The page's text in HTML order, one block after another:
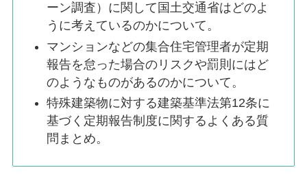
ーン調査）に関して国土交通省はどのよ
うに考えているのかについて。
マンションなどの集合住宅管理者が定期
報告を怠った場合のリスクや罰則にはど
のようなものがあるのかについて。
特殊建築物に対する建築基準法第12条に
基づく定期報告制度に関するよくある質
問まとめ。